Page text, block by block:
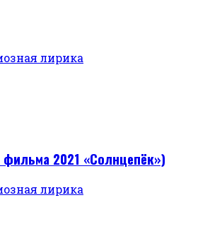
лирика
2021 «Солнцепёк»)
лирика